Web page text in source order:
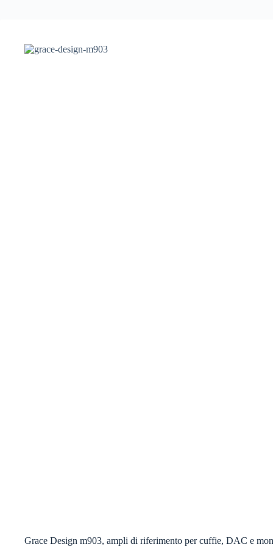
Grace Design m903, ampli di riferimento per cuffie, DAC e